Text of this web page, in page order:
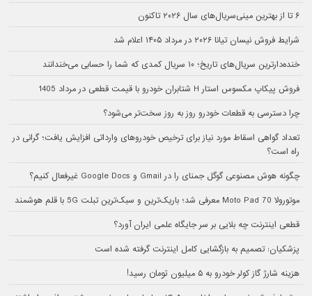
۶ تا از بهترین مینی‌سریال‌های سال ۲۰۲۶ تاکنون
شرایط فروش نیسان تیانا ۲۰۲۶ در مرداد ۱۴۰۵ اعلام شد
خنده‌دارترین سریال‌های تاریخ؛ ۱۰ سریال کمدی که شما را حسابی می‌خندانند
فروش پیکاپ مکسوس استار H شتابران خودرو با قیمت قطعی در مرداد 1405
چرا دسترسی به قطعات خودرو روز به روز سخت‌تر می‌شود؟
تعداد گواهی اسقاط مورد نیاز برای ترخیص خودروهای وارداتی افزایش یافت؛ گرانی در
راه است؟
چگونه هوش مصنوعی گوگل جمنای را در Gmail و Google Docs غیرفعال کنیم؟
موتورولا Moto Pad 70 معرفی شد؛ باریک‌ترین و سبک‌ترین تبلت 5G با قلم هوشمند
قطعی اینترنت چه بلایی بر سر جایگاه علمی ایران آورد؟
پزشکیان: تصمیم به بازگشایی کامل اینترنت گرفته شده است
هزینه شارژ گاز کولر خودرو به ۵ میلیون تومان رسید!